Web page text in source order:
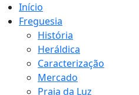
Início
Freguesia
História
Heráldica
Caracterização
Mercado
Praia da Luz